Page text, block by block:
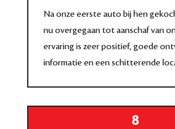
Na onze eerste auto bij hen
nu overgegaan tot aanschaf van
ervaring is zeer positief, goede
informatie en een schitterende
8